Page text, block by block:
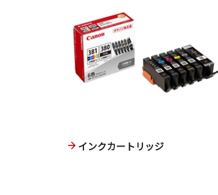
インクカートリッジ